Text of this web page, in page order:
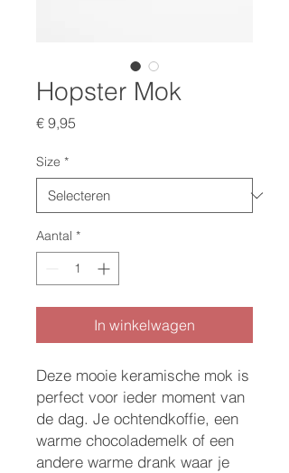
Hopster Mok
€ 9,95
Size *
Aantal *
In winkelwagen
Deze mooie keramische mok is
perfect voor ieder moment van
de dag. Je ochtendkoffie, een
warme chocolademelk of een
andere warme drank waar je